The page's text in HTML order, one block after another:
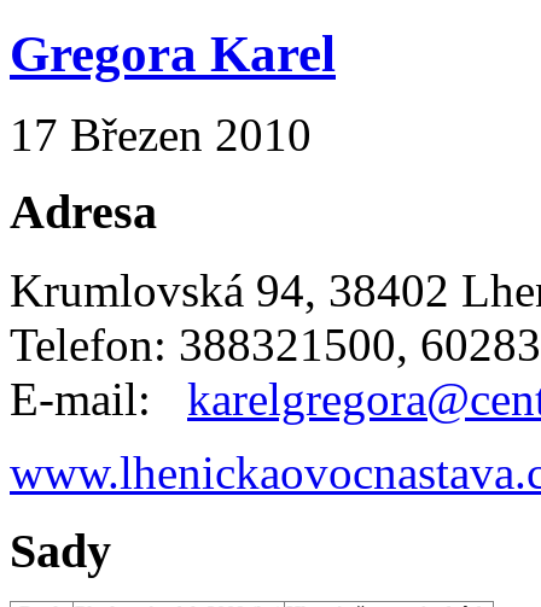
Gregora Karel
17 Březen 2010
Adresa
Krumlovská 94, 38402
Telefon: 388321500,
E-mail:
Sady